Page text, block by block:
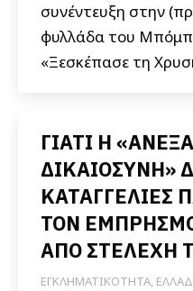
συνέντευξη στην
φυλλάδα του
«Ξεσκέπασε τη
ΓΙΑΤΙ Η
ΔΙΚΑΙΟΣΥΝΗ»
ΚΑΤΑΓΓΕΛΙΕΣ
ΤΟΝ
ΑΠΟ ΣΤΕΛΕΧΗ
ΕΓΚΛΗΜΑΤΙΚΟΤΗΤΑ,